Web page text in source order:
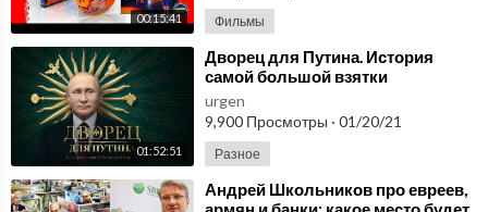
00:15:41 Фильмы
01:52:51
⁣Дворец для Путина. История
самой большой взятки
urgen
9,900 Просмотры · 01/20/21
Разное
⁣Андрей Школьников про евреев,